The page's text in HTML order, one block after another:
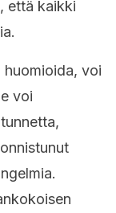
että kaikki
voi
voi